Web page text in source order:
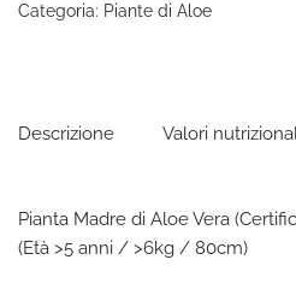
Categoria: Piante di Aloe
Descrizione Valori
Pianta Madre di Aloe Vera
(Età >5 anni / >6kg / 80cm)